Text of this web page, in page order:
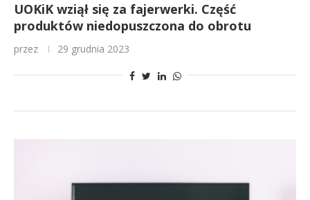
UOKiK wziął się za fajerwerki. Część
produktów niedopuszczona do obrotu
przez 29 grudnia 2023